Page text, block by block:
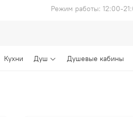
Режим работы: 12:00-
Кухни Душ Душевые кабины